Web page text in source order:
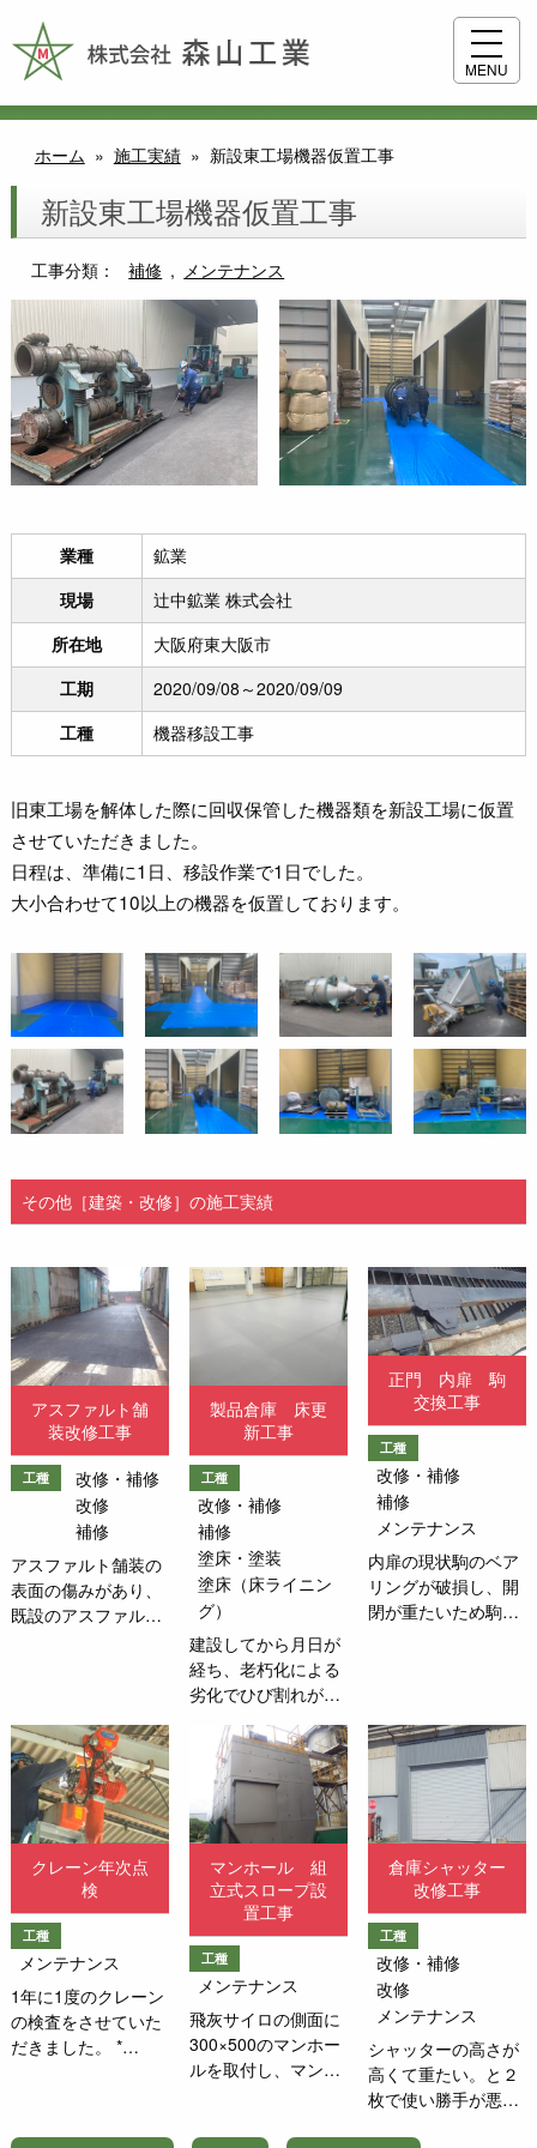
MENU
ホーム » 施工実績» 新設東工場機器仮置工事
新設東工場機器仮置工事
工事分類： 補修 メンテナンス
業種
鉱業
現場
辻中鉱業 株式会社
所在地
大阪府東大阪市
工期
2020/09/08～2020/09/09
工種
機器移設工事
旧東工場を解体した際に回収保管した機器類を新設工場に仮置
させていただきました。
日程は、準備に1日、移設作業で1日でした。
大小合わせて10以上の機器を仮置しております。
その他［建築・改修］の施工実績
アスファルト舗
装改修工事
工種
改修・補修
改修
補修
アスファルト舗装の
表面の傷みがあり、
既設のアスファルト
約 5.5ｍ 通路長さ
約 24.7m 9/3・・・
アスファルトフィニ
ッシャー・バックホ
ー搬入9/4・・・既
設アスファルト舗装
撤去 路盤調
整 新設
アスファルト舗装
基層50ｍｍ 表層
50mm9/5・・・養生
9/6・・・アスファ
ルトフィニッシャ
製品倉庫 床更
新工事
工種
改修・補修
補修
塗床・塗装
塗床（床ライニン
グ）
建設してから月日が
経ち、老朽化による
劣化でひび割れが目
立つようになってき
たという事でお問い
合わせいただきまし
た。ひび割れから虫
が上がってくる可能
性、クラックによる
段差においてフォー
クリフト走行中に段
差で物を落とす、走
行した際に塗膜が剝
れ塗膜が製品に付く
などを塞ぐために塗
床工事をさせていた
だきました。施工箇
所：倉庫荷造り場・
正門 内扉 駒
交換工事
工種
改修・補修
補修
メンテナンス
内扉の現状駒のベア
リングが破損し、開
閉が重たいため駒を
クレーン年次点
検
工種
メンテナンス
1年に1度のクレーン
の検査をさせていた
だきました。 *
マンホール 組
立式スロープ設
置工事
工種
メンテナンス
飛灰サイロの側面に
300×500のマンホー
ルを取付し、マンホ
倉庫シャッター
改修工事
工種
改修・補修
改修
メンテナンス
シャッターの高さが
高くて重たい。と２
枚で使い勝手が悪い